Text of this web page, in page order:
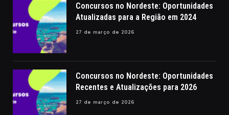
Concursos no Nordeste: Oportunidades
Atualizadas para a Região em 2024
27 de março de 2026
Concursos no Nordeste: Oportunidades
Recentes e Atualizações para 2026
27 de março de 2026